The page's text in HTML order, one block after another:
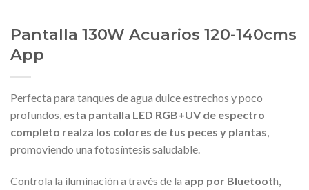
Pantalla 130W Acuarios 120-140cms
App
Perfecta para tanques de agua dulce estrechos y poco
profundos, esta pantalla LED RGB+UV de espectro
completo realza los colores de tus peces y plantas,
promoviendo una fotosíntesis saludable.
Controla la iluminación a través de la app por Bluetooth,